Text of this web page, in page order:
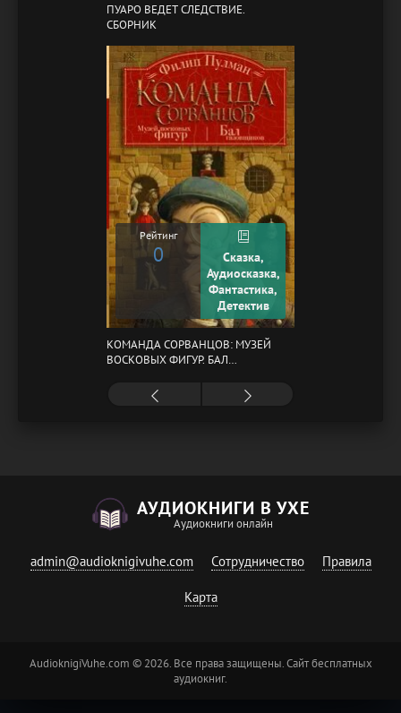
ПУАРО ВЕДЕТ СЛЕДСТВИЕ.
СБОРНИК
Рейтинг
0
Сказка,
Аудиосказка,
Фантастика,
Детектив
КОМАНДА СОРВАНЦОВ: МУЗЕЙ
ВОСКОВЫХ ФИГУР. БАЛ
АУДИОКНИГИ В УХЕ
Аудиокниги онлайн
admin@audioknigivuhe.com Сотрудничество Правила
Карта
AudioknigiVuhe.com © 2026. Все права защищены. Сайт бесплатных
аудиокниг.